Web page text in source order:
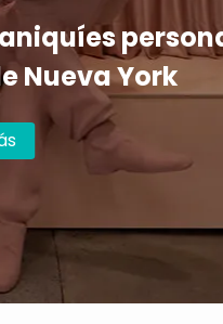
Nueva York